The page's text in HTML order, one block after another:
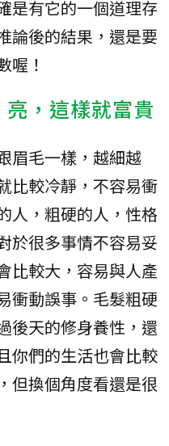
是有它的一個道理存
論後的結果，還是要
喔！
，這樣就富貴
眉毛一樣，越細越
比較冷靜，不容易衝
人，粗硬的人，性格
於很多事情不容易妥
比較大，容易與人產
衝動誤事。毛髮粗硬
後天的修身養性，還
你們的生活也會比較
但換個角度看還是很